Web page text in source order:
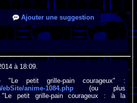
Ajouter une suggestion
à 18:09.
"Le petit grille-pain courageux" :
anime-1084.php (ou plus
petit grille-pain courageux : à la